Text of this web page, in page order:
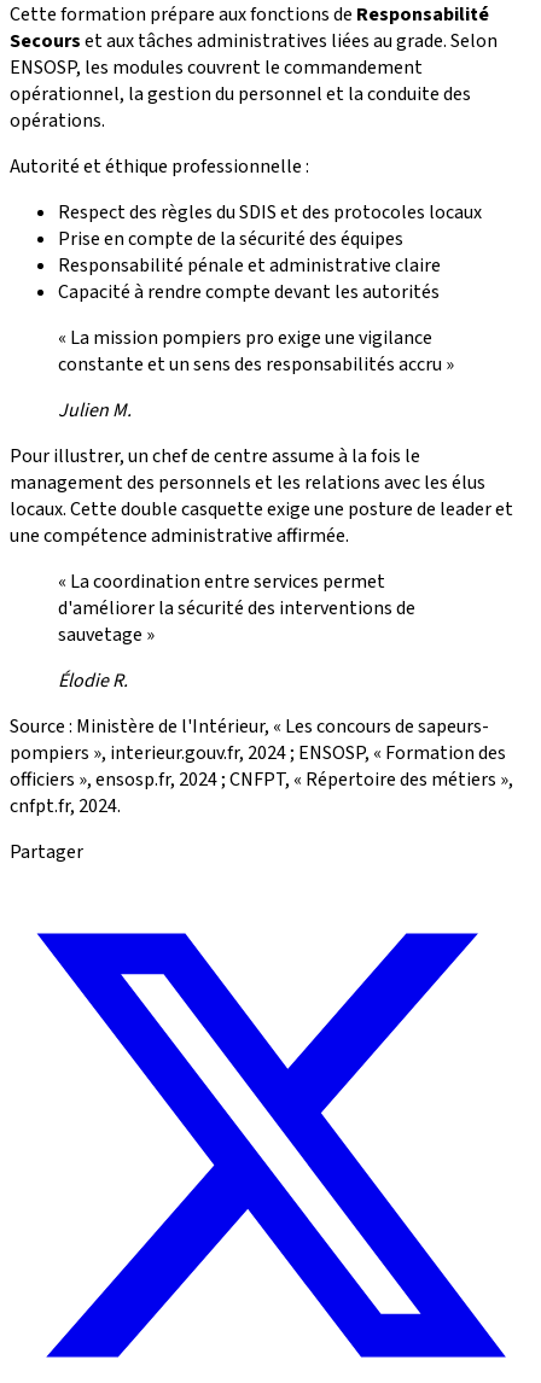
Cette formation prépare aux fonctions de Responsabilité
Secourset aux tâches administratives liées au grade. Selon
ENSOSP, les modules couvrent le commandement
opérationnel, la gestion du personnel et la conduite des
opérations.
Autorité et éthique professionnelle :
Respect des règles du SDIS et des protocoles locaux
Prise en compte de la sécurité des équipes
Responsabilité pénale et administrative claire
Capacité à rendre compte devant les autorités
« La mission pompiers pro exige une vigilance
constante et un sens des responsabilités accru »
Julien M.
Pour illustrer, un chef de centre assume à la fois le
management des personnels et les relations avec les élus
locaux. Cette double casquette exige une posture de leader et
une compétence administrative affirmée.
« La coordination entre services permet
d'améliorer la sécurité des interventions de
sauvetage »
Élodie R.
Source : Ministère de l'Intérieur, « Les concours de sapeurs-
pompiers », interieur.gouv.fr, 2024 ; ENSOSP, « Formation des
officiers », ensosp.fr, 2024 ; CNFPT, « Répertoire des métiers »,
cnfpt.fr, 2024.
Partager